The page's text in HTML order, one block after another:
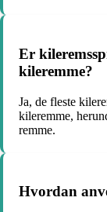
Er
kileremme?
Ja, de fleste
kileremme,
remme.
Hvordan